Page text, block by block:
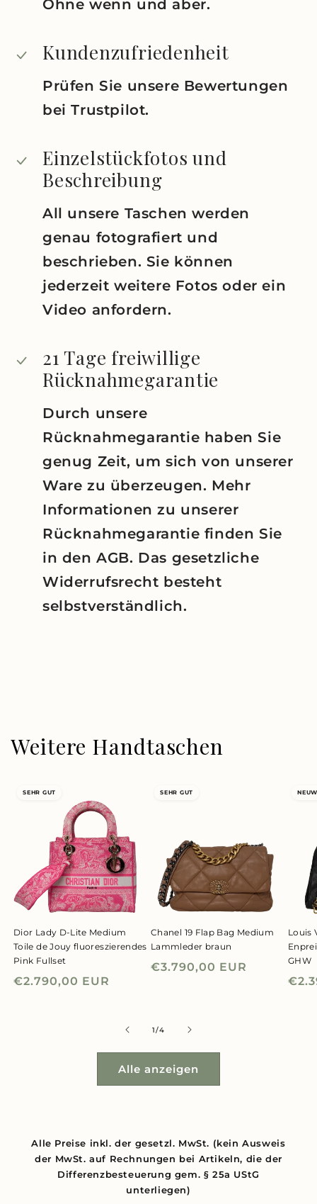
Ohne wenn und aber.
Kundenzufriedenheit
Prüfen Sie unsere Bewertungen
bei Trustpilot.
Einzelstückfotos und
Beschreibung
All unsere Taschen werden
genau fotografiert und
beschrieben. Sie können
jederzeit weitere Fotos oder ein
Video anfordern.
21 Tage freiwillige
Rücknahmegarantie
Durch unsere
Rücknahmegarantie haben Sie
genug Zeit, um sich von unserer
Ware zu überzeugen. Mehr
Informationen zu unserer
Rücknahmegarantie finden Sie
in den AGB. Das gesetzliche
Widerrufsrecht besteht
selbstverständlich.
Weitere Handtaschen
SEHR GUT
Dior Lady D-Lite Medium
Toile de Jouy fluoreszierendes
Pink Fullset
Normaler
€2.790,00 EUR
SEHR GUT
Chanel 19 Flap Bag Medium
Lammleder braun
Normaler
€3.790,00 EUR
Louis
GHW
1/von
4
Alle anzeigen
Alle Preise inkl. der gesetzl. MwSt. (kein Ausweis
der MwSt. auf Rechnungen bei Artikeln, die der
Differenzbesteuerung gem. § 25a UStG
unterliegen)